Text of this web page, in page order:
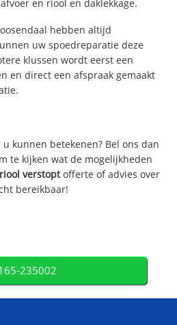
en riool en daklekkage.
hebben altijd
uw spoedreparatie deze
klussen wordt eerst een
en direct een afspraak gemaakt
kunnen betekenen? Bel ons dan
te kijken wat de mogelijkheden
riool verstoptofferte of advies over
bereikbaar!
235002